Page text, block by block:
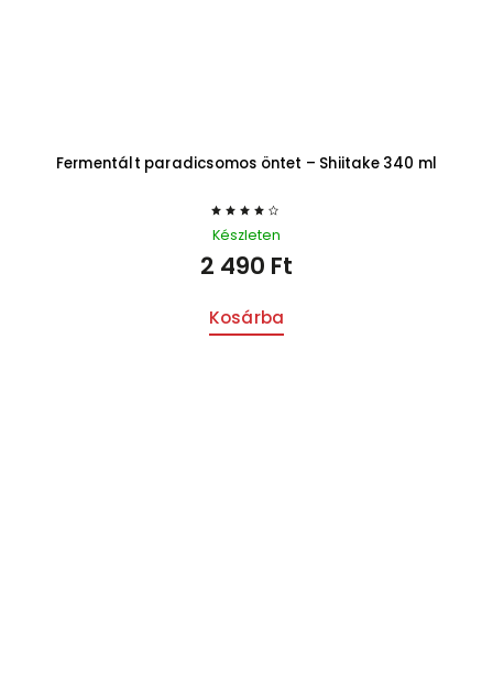
Fermentált paradicsomos öntet – Shiitake 340 ml
Készleten
2 490 Ft
Kosárba